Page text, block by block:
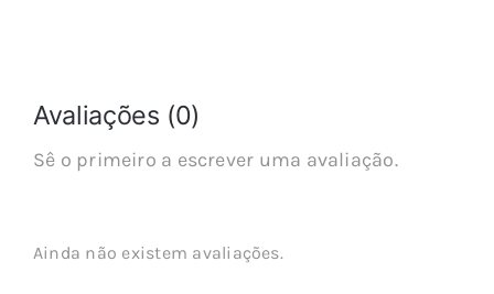
Avaliações (0)
Sê o primeiro a escrever uma avaliação.
Ainda não existem avaliações.